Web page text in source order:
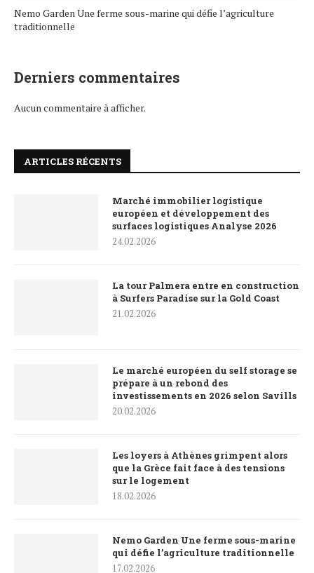
Nemo Garden Une ferme sous-marine qui défie l’agriculture
traditionnelle
Derniers commentaires
Aucun commentaire à afficher.
ARTICLES RÉCENTS
Marché immobilier logistique
européen et développement des
surfaces logistiques Analyse 2026
24.02.2026
La tour Palmera entre en construction
à Surfers Paradise sur la Gold Coast
21.02.2026
Le marché européen du self storage se
prépare à un rebond des
investissements en 2026 selon Savills
20.02.2026
Les loyers à Athènes grimpent alors
que la Grèce fait face à des tensions
sur le logement
18.02.2026
Nemo Garden Une ferme sous-marine
qui défie l’agriculture traditionnelle
17.02.2026